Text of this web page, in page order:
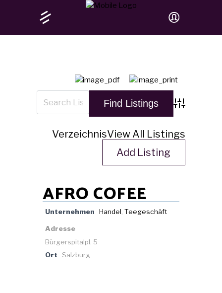
Advanced
VerzeichnisView All Listings
Add Listing
AFRO COFEE
Unternehmen Handel, Teegeschäft
Adresse
Bürgerspitalpl. 5
Ort
Salzburg